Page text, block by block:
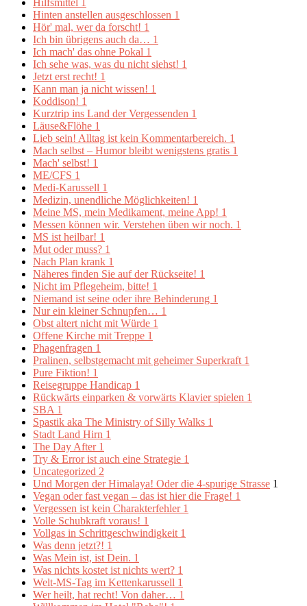
Hilfsmittel 1
Hinten anstellen ausgeschlossen 1
Hör' mal, wer da forscht! 1
Ich bin übrigens auch da… 1
Ich mach' das ohne Pokal 1
Ich sehe was, was du nicht siehst! 1
Jetzt erst recht! 1
Kann man ja nicht wissen! 1
Koddison! 1
Kurztrip ins Land der Vergessenden 1
Läuse&Flöhe 1
Lieb sein! Alltag ist kein Kommentarbereich. 1
Mach selbst – Humor bleibt wenigstens gratis 1
Mach' selbst! 1
ME/CFS 1
Medi-Karussell 1
Medizin, unendliche Möglichkeiten! 1
Meine MS, mein Medikament, meine App! 1
Messen können wir. Verstehen üben wir noch. 1
MS ist heilbar! 1
Mut oder muss? 1
Nach Plan krank 1
Näheres finden Sie auf der Rückseite! 1
Nicht im Pflegeheim, bitte! 1
Niemand ist seine oder ihre Behinderung 1
Nur ein kleiner Schnupfen… 1
Obst altert nicht mit Würde 1
Offene Kirche mit Treppe 1
Phagenfragen 1
Pralinen, selbstgemacht mit geheimer Superkraft 1
Pure Fiktion! 1
Reisegruppe Handicap 1
Rückwärts einparken & vorwärts Klavier spielen 1
SBA 1
Spastik aka The Ministry of Silly Walks 1
Stadt Land Hirn 1
The Day After 1
Try & Error ist auch eine Strategie 1
Uncategorized 2
Und Morgen der Himalaya! Oder die 4-spurige Strasse 1
Vegan oder fast vegan – das ist hier die Frage! 1
Vergessen ist kein Charakterfehler 1
Volle Schubkraft voraus! 1
Vollgas in Schrittgeschwindigkeit 1
Was denn jetzt?! 1
Was Mein ist, ist Dein. 1
Was nichts kostet ist nichts wert? 1
Welt-MS-Tag im Kettenkarussell 1
Wer heilt, hat recht! Von daher… 1